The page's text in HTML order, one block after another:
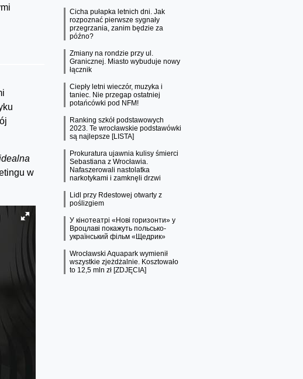
w
Cicha pułapka letnich dni. Jak
rozpoznać pierwsze sygnały
przegrzania, zanim będzie za
późno?
Zmiany na rondzie przy ul.
Granicznej. Miasto wybuduje nowy
łącznik
Ciepły letni wieczór, muzyka i
taniec. Nie przegap ostatniej
potańcówki pod NFM!
Ranking szkół podstawowych
2023. Te wrocławskie podstawówki
są najlepsze [LISTA]
Prokuratura ujawnia kulisy śmierci
Sebastiana z Wrocławia.
Nafaszerowali nastolatka
narkotykami i zamknęli drzwi
Lidl przy Rdestowej otwarty z
poślizgiem
У кінотеатрі «Нові горизонти» у
Вроцлаві покажуть польсько-
український фільм «Щедрик»
Wrocławski Aquapark wymienił
wszystkie zjeżdżalnie. Kosztowało
to 12,5 mln zł [ZDJĘCIA]